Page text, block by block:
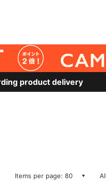
product delivery
Items per page: 80